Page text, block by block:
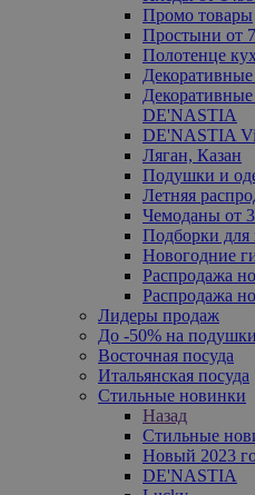
Промо товары
Простыни от
Полотенце
DE'NASTIA
DE'NASTIA
Ляган, Казан
Подушки и
Летняя
Чемоданы от
Подборки для
Новогодние
Распродажа
Распродажа
Лидеры продаж
До -50% на
Восточная посуда
Итальянская посуда
Стильные новинки
Назад
Стильные
Новый 2023
DE'NASTIA